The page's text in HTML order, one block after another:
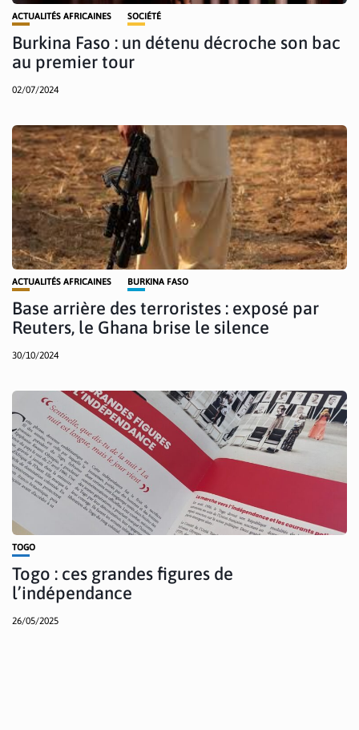
ACTUALITÉS AFRICAINES SOCIÉTÉ
Burkina Faso : un détenu décroche son bac
au premier tour
02/07/2024
ACTUALITÉS AFRICAINES BURKINA FASO
Base arrière des terroristes : exposé par
Reuters, le Ghana brise le silence
30/10/2024
TOGO
Togo : ces grandes figures de
l’indépendance
26/05/2025